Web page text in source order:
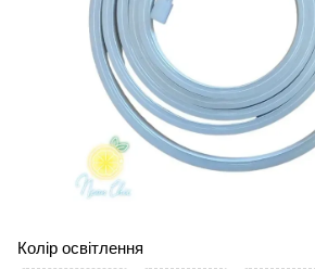
Колір освітлення